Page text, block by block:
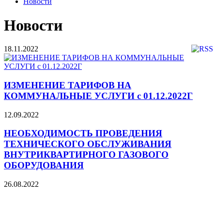
Новости
18.11.2022
ИЗМЕНЕНИЕ ТАРИФОВ НА
КОММУНАЛЬНЫЕ УСЛУГИ с 01.12.2022Г
12.09.2022
НЕОБХОДИМОСТЬ ПРОВЕДЕНИЯ
ТЕХНИЧЕСКОГО ОБСЛУЖИВАНИЯ
ВНУТРИКВАРТИРНОГО ГАЗОВОГО
ОБОРУДОВАНИЯ
26.08.2022